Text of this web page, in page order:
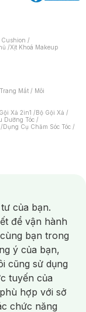
Cushion /
/Xịt Khoá Makeup
Mắt / Môi
Xả 2in1 /Bộ Gội Xả /
Dưỡng Tóc /
/Dụng Cụ Chăm Sóc Tóc /
/Nước Rửa Tay/
Điện/
Súc Miệng/
Dưỡng Vùng Kín/
Râu /Dao Cạo Râu/
/ Da Mụn/
Máy Chăm Sóc Da
của bạn.
để vận hành
bạn trong
ý của bạn,
cũng sử dụng
tuyến của
hợp với sở
chức năng